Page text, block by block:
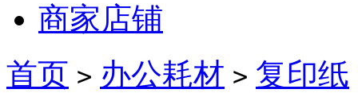
商家店铺
首页 > 办公耗材 > 复印纸